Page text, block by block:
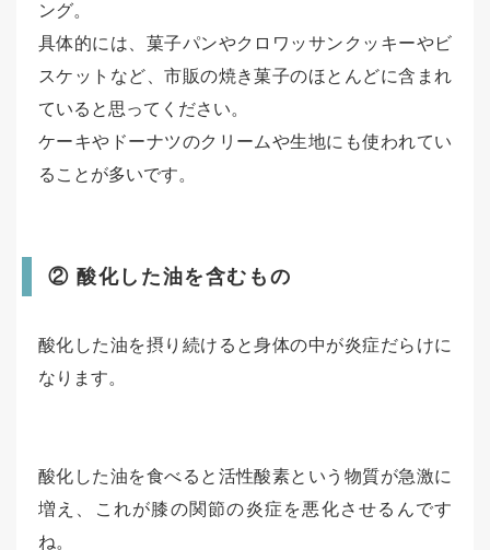
ング。
具体的には、菓子パンやクロワッサンクッキーやビ
スケットなど、市販の焼き菓子のほとんどに含まれ
ていると思ってください。
ケーキやドーナツのクリームや生地にも使われてい
ることが多いです。
② 酸化した油を含むもの
酸化した油を摂り続けると身体の中が炎症だらけに
なります。
酸化した油を食べると活性酸素という物質が急激に
増え、これが膝の関節の炎症を悪化させるんです
ね。